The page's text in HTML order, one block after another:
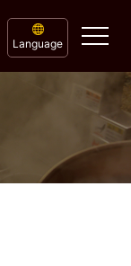
Language